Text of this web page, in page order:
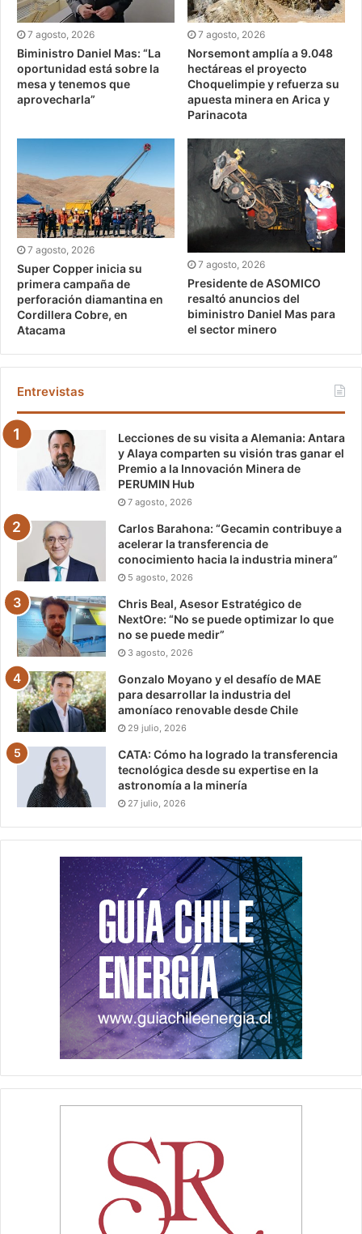
7 agosto, 2026
Biministro Daniel Mas: “La
oportunidad está sobre la
mesa y tenemos que
aprovecharla”
7 agosto, 2026
Norsemont amplía a 9.048
hectáreas el proyecto
Choquelimpie y refuerza su
apuesta minera en Arica y
Parinacota
7 agosto, 2026
Super Copper inicia su
primera campaña de
perforación diamantina en
Cordillera Cobre, en
Atacama
7 agosto, 2026
Presidente de ASOMICO
resaltó anuncios del
biministro Daniel Mas para
el sector minero
Entrevistas
Lecciones de su visita a Alemania: Antara
y Alaya comparten su visión tras ganar el
Premio a la Innovación Minera de
PERUMIN Hub
7 agosto, 2026
Carlos Barahona: “Gecamin contribuye a
acelerar la transferencia de
conocimiento hacia la industria minera”
5 agosto, 2026
Chris Beal, Asesor Estratégico de
NextOre: “No se puede optimizar lo que
no se puede medir”
3 agosto, 2026
Gonzalo Moyano y el desafío de MAE
para desarrollar la industria del
amoníaco renovable desde Chile
29 julio, 2026
CATA: Cómo ha logrado la transferencia
tecnológica desde su expertise en la
astronomía a la minería
27 julio, 2026